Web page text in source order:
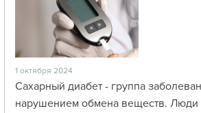
1 октября 2024
Сахарный диабет - группа
нарушением обмена веществ. Люди